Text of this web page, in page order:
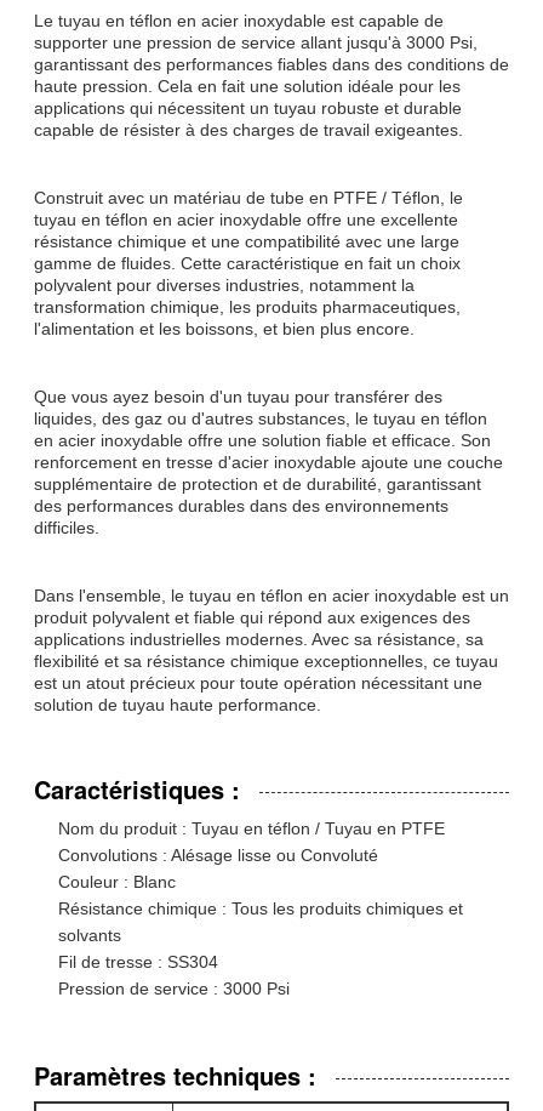
Le tuyau en téflon en acier inoxydable est capable de
supporter une pression de service allant jusqu'à 3000 Psi,
garantissant des performances fiables dans des conditions de
haute pression. Cela en fait une solution idéale pour les
applications qui nécessitent un tuyau robuste et durable
capable de résister à des charges de travail exigeantes.
Construit avec un matériau de tube en PTFE / Téflon, le
tuyau en téflon en acier inoxydable offre une excellente
résistance chimique et une compatibilité avec une large
gamme de fluides. Cette caractéristique en fait un choix
polyvalent pour diverses industries, notamment la
transformation chimique, les produits pharmaceutiques,
l'alimentation et les boissons, et bien plus encore.
Que vous ayez besoin d'un tuyau pour transférer des
liquides, des gaz ou d'autres substances, le tuyau en téflon
en acier inoxydable offre une solution fiable et efficace. Son
renforcement en tresse d'acier inoxydable ajoute une couche
supplémentaire de protection et de durabilité, garantissant
des performances durables dans des environnements
difficiles.
Dans l'ensemble, le tuyau en téflon en acier inoxydable est un
produit polyvalent et fiable qui répond aux exigences des
applications industrielles modernes. Avec sa résistance, sa
flexibilité et sa résistance chimique exceptionnelles, ce tuyau
est un atout précieux pour toute opération nécessitant une
solution de tuyau haute performance.
Caractéristiques :
Nom du produit : Tuyau en téflon / Tuyau en PTFE
Convolutions : Alésage lisse ou Convoluté
Couleur : Blanc
Résistance chimique : Tous les produits chimiques et
solvants
Fil de tresse : SS304
Pression de service : 3000 Psi
Paramètres techniques :